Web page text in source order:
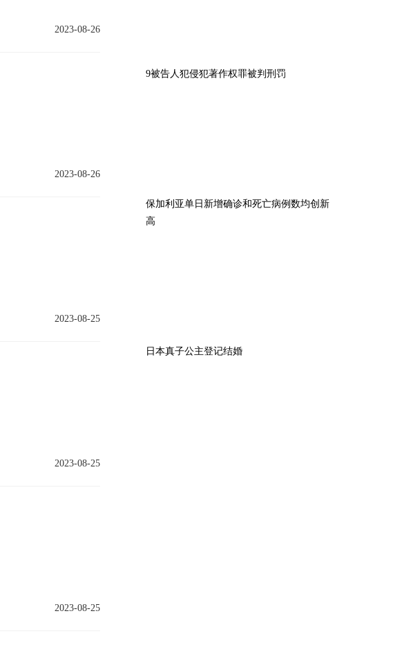
2023-08-26
2023-08-26
2023-08-25
2023-08-25
2023-08-25
9被告人犯侵犯著作权罪被判刑罚
保加利亚单日新增确诊和死亡病例数均创新
高
日本真子公主登记结婚